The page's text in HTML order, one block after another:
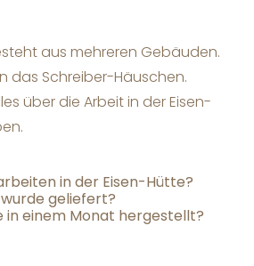
aus mehreren Gebäuden.
das Schreiber-Häuschen.
über die Arbeit in der Eisen-
in der Eisen-Hütte?
geliefert?
in einem Monat hergestellt?